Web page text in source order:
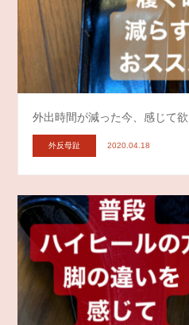
外出時間が減った今、感じて
外反母趾 2020.04.18